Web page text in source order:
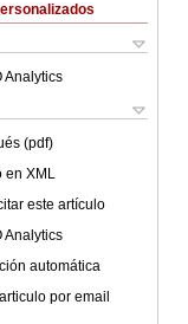
Analytics
(pdf)
en XML
este artículo
Analytics
automática
por email